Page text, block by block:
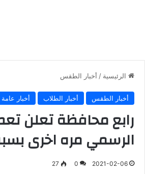
الرئيسية / أخبار الطقس
أخبار الطقس أخبار الطلاب أخبار عامة
رابع محافظة تعلن
الرسمي مره اخرى
2021-02-06
0
27